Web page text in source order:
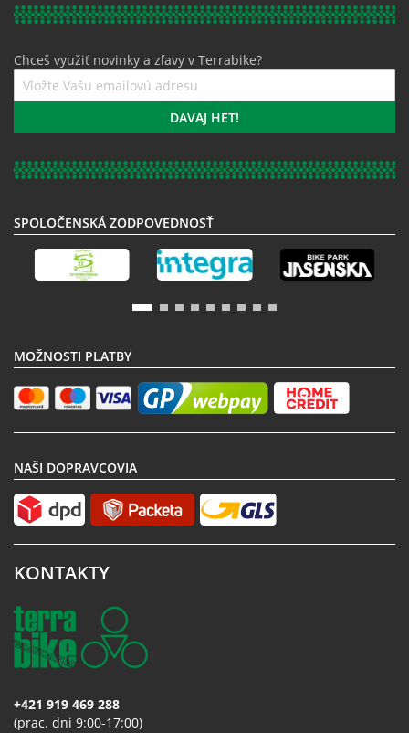
Chceš využiť novinky a zľavy v Terrabike?
Prihláste
sa
odberu
DAVAJ HET!
SPOLOČENSKÁ ZODPOVEDNOSŤ
MOŽNOSTI PLATBY
NAŠI DOPRAVCOVIA
KONTAKTY
+421 919 469 288
(prac. dni 9:00-17:00)